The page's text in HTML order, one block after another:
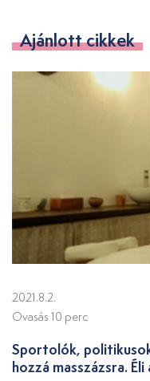
Ajánlott cikkek
2021.8.2.
Ovasás 10 perc
Sportolók,
hozzá masszázsra. Éli